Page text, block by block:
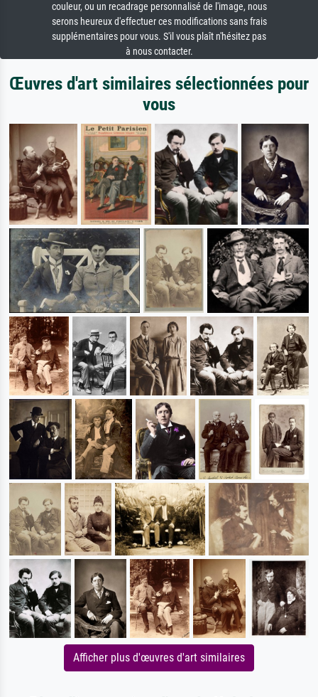
couleur, ou un recadrage personnalisé de l'image, nous
serons heureux d'effectuer ces modifications sans frais
supplémentaires pour vous. S'il vous plaît n'hésitez pas
à nous contacter.
Œuvres d'art similaires sélectionnées pour
vous
Afficher plus d'œuvres d'art similaires